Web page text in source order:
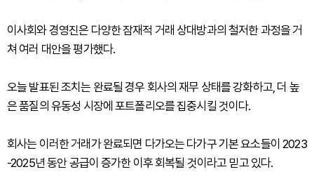
이사회와 경영진은 다양한 잠재적 거래 상대방과의 철저한 과정을 거
쳐 여러 대안을 평가했다.
오늘 발표된 조치는 완료될 경우 회사의 재무 상태를 강화하고, 더 높
은 품질의 유동성 시장에 포트폴리오를 집중시킬 것이다.
회사는 이러한 거래가 완료되면 다가오는 다가구 기본 요소들이 2023
-2025년 동안 공급이 증가한 이후 회복될 것이라고 믿고 있다.